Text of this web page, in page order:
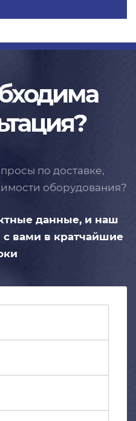
по доставке,
оборудования?
данные, и наш
с вами в кратчайшие